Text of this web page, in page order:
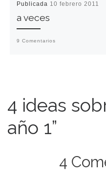
Publicada 10 febrero 2011
a veces
9 Comentarios
4 ideas
año 1”
4